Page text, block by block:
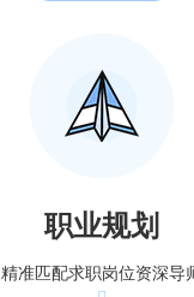
职业规划
精准匹配求职岗位资深导